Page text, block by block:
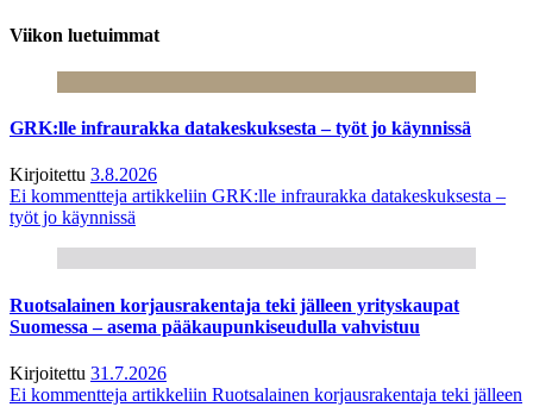
Viikon luetuimmat
GRK:lle infraurakka datakeskuksesta – työt jo käynnissä
Kirjoitettu 3.8.2026
Ei kommentteja artikkeliin GRK:lle infraurakka datakeskuksesta –
työt jo käynnissä
Ruotsalainen korjausrakentaja teki jälleen yrityskaupat
Suomessa – asema pääkaupunkiseudulla vahvistuu
Kirjoitettu 31.7.2026
Ei kommentteja artikkeliin Ruotsalainen korjausrakentaja teki jälleen